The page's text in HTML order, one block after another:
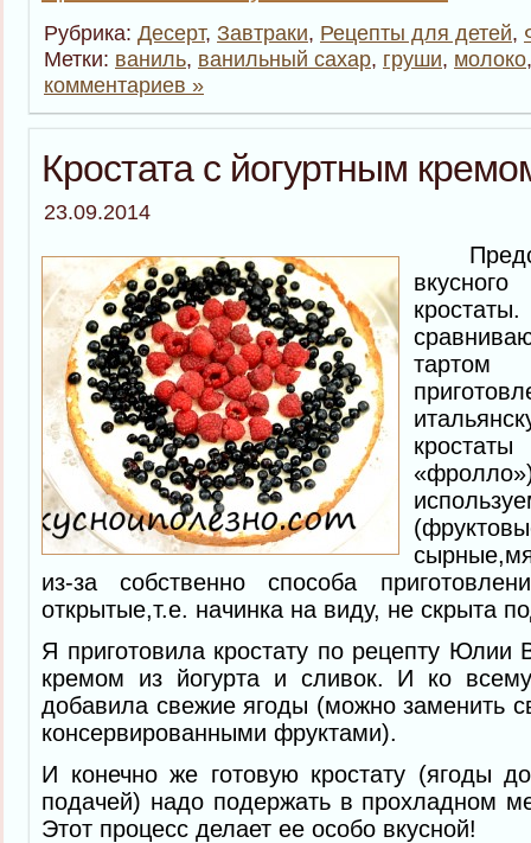
Рубрика: Десерт, Завтраки, Рецепты для детей,
Метки: ваниль, ванильный сахар, груши, молоко
комментариев »
Кростата с йогуртным
23.09.2014
вкусного
тартом
из-за собственно способа
открытые,т.е. начинка на виду, не скрыта
Я приготовила кростату по рецепту
кремом из йогурта и сливок. И ко
добавила свежие ягоды (можно заменить
консервированными фруктами).
И конечно же готовую кростату (ягоды
подачей) надо подержать в прохладном
Этот процесс делает ее особо вкусной!